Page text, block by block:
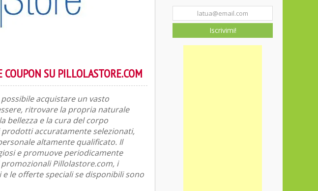
SU PILLOLASTORE.COM
acquistare un vasto
ritrovare la propria naturale
bellezza e la cura del corpo
accuratamente selezionati,
altamente qualificato. Il
e promuove periodicamente
Pillolastore.com, i
le offerte speciali se disponibili sono
Iscrivimi!